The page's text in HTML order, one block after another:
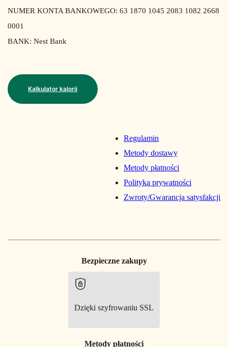
NUMER KONTA BANKOWEGO: 63 1870 1045 2083 1082 2668
0001
BANK: Nest Bank
Kalkulator kalorii
Regulamin
Metody dostawy
Metody płatności
Polityka prywatności
Zwroty/Gwarancja satysfakcji
Bezpieczne zakupy
Dzięki szyfrowaniu SSL
Metody płatności